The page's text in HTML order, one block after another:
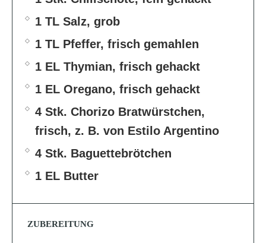
1 TL Salz, grob
1 TL Pfeffer, frisch gemahlen
1 EL Thymian, frisch gehackt
1 EL Oregano, frisch gehackt
4 Stk. Chorizo Bratwürstchen,
frisch, z. B. von Estilo Argentino
4 Stk. Baguettebrötchen
1 EL Butter
ZUBEREITUNG